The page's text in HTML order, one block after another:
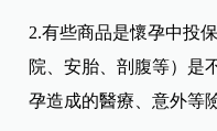
2.有些商品是懷孕中投
院、安胎、剖腹等）是
孕造成的醫療、意外等